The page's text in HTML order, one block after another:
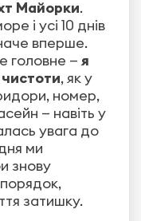
Майорки.
і усі 10 днів
вперше.
головне — я
, як у
номер,
— навіть у
увага до
ми
знову
затишку.